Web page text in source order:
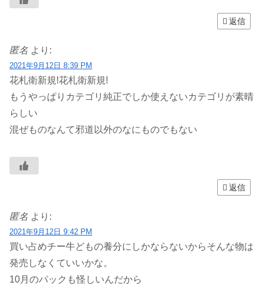
返信
匿名 より:
2021年9月12日 8:39 PM
花札衛新規!花札衛新規!
もうやっぱりカテゴリ純正でしか使えないカテゴリが素晴
らしい
混ぜものなんて邪道以外のなにものでもない
返信
匿名 より:
2021年9月12日 9:42 PM
買い占めチー牛どもの養分にしかならないからそんな物は
発売しなくていいかな。
10月のパックも怪しいんだから